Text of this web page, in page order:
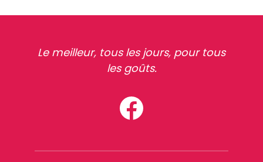
Le meilleur, tous les jours, pour tous
les goûts.